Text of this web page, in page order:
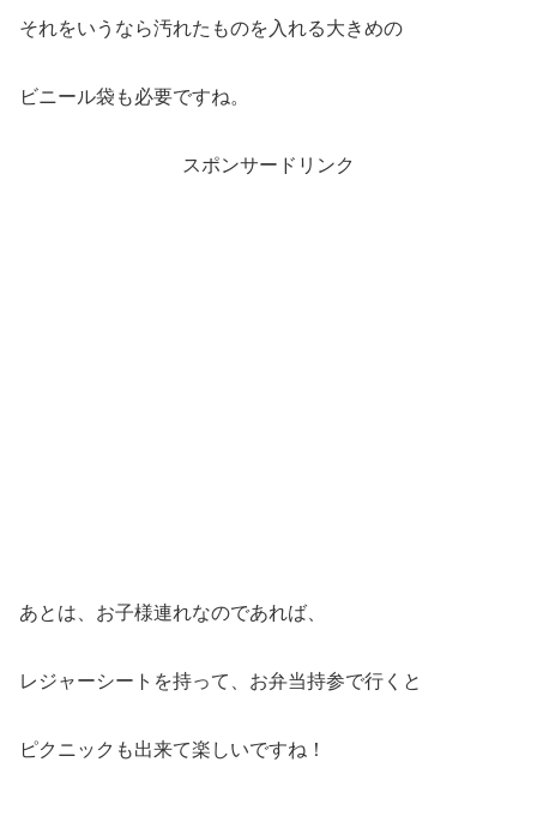
それをいうなら汚れたものを入れる大きめの
ビニール袋も必要ですね。
スポンサードリンク
あとは、お子様連れなのであれば、
レジャーシートを持って、お弁当持参で行くと
ピクニックも出来て楽しいですね！